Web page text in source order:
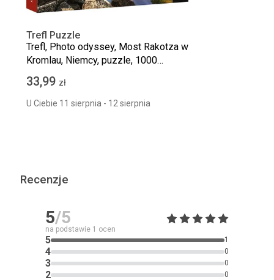
Trefl Puzzle
Trefl, Photo odyssey, Most Rakotza w
Kromlau, Niemcy, puzzle, 1000
elementów
33,99 zł
U Ciebie 11 sierpnia - 12 sierpnia
Recenzje
5/5
na podstawie 1 ocen
5 1
4 0
3 0
2 0